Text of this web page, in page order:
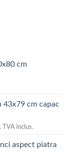
cm
43x79 cm capac
TVA inclus.
aspect piatra